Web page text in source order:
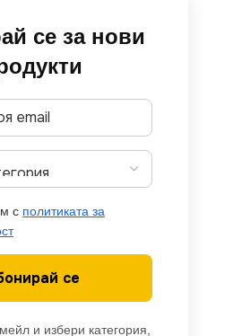
се за нови
с политиката за
се
и избери категория,